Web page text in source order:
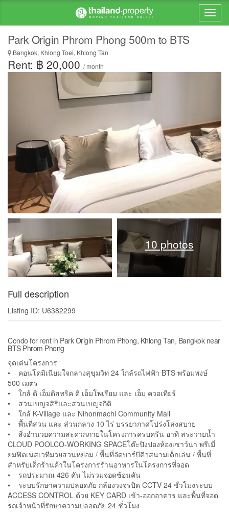
Park Origin Phrom Phong 500m to BTS
Bangkok, Khlong Toei, Khlong Tan
Rent: ฿ 20,000 / month
10 photos
Full description
Listing ID: U6382299
Condo for rent in Park Origin Phrom Phong, Khlong Tan, Bangkok near
BTS Phrom Phong
จุดเด่นโครงการ
• คอนโดมิเนียมใจกลางสุขุมวิท 24 ใกล้รถไฟฟ้า BTS พร้อมพงษ์
500 เมตร
• ใกล้ ดิ เอ็มดิสทริค ดิ เอ็มโพเรียม และ เอ็ม ควอเทียร์
• สวนเบญจสิริและสวนเบญจกิติ
• ใกล้ K-Village และ Nihonmachi Community Mall
• พื้นที่สวน และ ส่วนกลาง 10 ไร่ บรรยากาศโปร่งโล่งสบาย
• สิ่งอำนวยความสะดวกภายในโครงการครบครัน อาทิ สระว่ายน้ำ
CLOUD POOLCO-WORKING SPACEโต๊ะปิงปองห้องเซาว์น่า พรีเมี่
ยมฟิตเนสเวทีมวยสวนหย่อม / พื้นที่จัดบาร์บีคิวสนามเด็กเล่น / พื้นที่
สำหรับเด็กร้านค้าในโครงการร้านอาหารในโครงการที่จอด
• รถประมาณ 426 คัน ไม่รวมจอดซ้อนคัน
• ระบบรักษาความปลอดภัย กล้องวงจรปิด CCTV 24 ชั่วโมงระบบ
ACCESS CONTROL ด้วย KEY CARD เข้า-ออกอาคาร และพื้นที่จอด
รถเจ้าหน้าที่รักษาความปลอดภัย 24 ชั่วโมง